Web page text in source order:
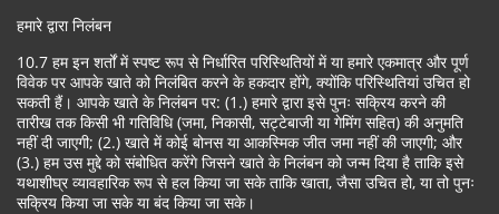
हमारे द्वारा निलंबन
10.7 हम इन शर्तों में स्पष्ट रूप से निर्धारित परिस्थितियों में या हमारे एकमात्र और पूर्ण
विवेक पर आपके खाते को निलंबित करने के हकदार होंगे, क्योंकि परिस्थितियां उचित हो
सकती हैं। आपके खाते के निलंबन पर: (1.) हमारे द्वारा इसे पुनः सक्रिय करने की
तारीख तक किसी भी गतिविधि (जमा, निकासी, सट्टेबाजी या गेमिंग सहित) की अनुमति
नहीं दी जाएगी; (2.) खाते में कोई बोनस या आकस्मिक जीत जमा नहीं की जाएगी; और
(3.) हम उस मुद्दे को संबोधित करेंगे जिसने खाते के निलंबन को जन्म दिया है ताकि इसे
यथाशीघ्र व्यावहारिक रूप से हल किया जा सके ताकि खाता, जैसा उचित हो, या तो पुनः
सक्रिय किया जा सके या बंद किया जा सके।